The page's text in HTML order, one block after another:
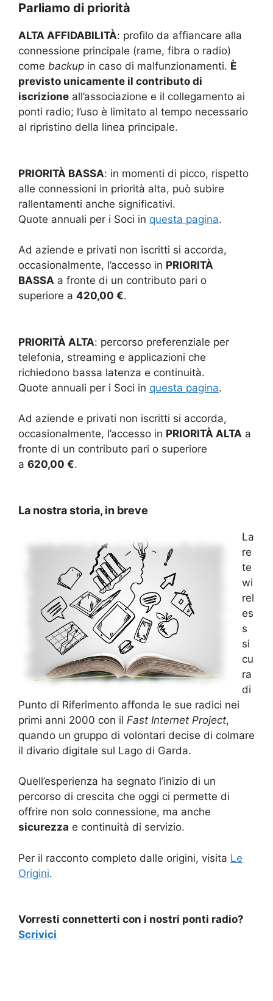
Parliamo di priorità
ALTA AFFIDABILITÀ: profilo da affiancare alla
connessione principale (rame, fibra o radio)
come backup in caso di malfunzionamenti. È
previsto unicamente il contributo di
iscrizione all’associazione e il collegamento ai
ponti radio; l’uso è limitato al tempo necessario
al ripristino della linea principale.
PRIORITÀ BASSA: in momenti di picco, rispetto
alle connessioni in priorità alta, può subire
rallentamenti anche significativi.
Quote annuali per i Soci in questa pagina.
Ad aziende e privati non iscritti si accorda,
occasionalmente, l’accesso in PRIORITÀ
BASSA a fronte di un contributo pari o
superiore a 420,00 €.
PRIORITÀ ALTA: percorso preferenziale per
telefonia, streaming e applicazioni che
richiedono bassa latenza e continuità.
Quote annuali per i Soci in questa pagina.
Ad aziende e privati non iscritti si accorda,
occasionalmente, l’accesso in PRIORITÀ ALTA a
fronte di un contributo pari o superiore
a 620,00 €.
La nostra storia, in breve
La
re
te
wi
rel
es
s
si
cu
ra
di
Punto di Riferimento affonda le sue radici nei
primi anni 2000 con il Fast Internet Project,
quando un gruppo di volontari decise di colmare
il divario digitale sul Lago di Garda.
Quell’esperienza ha segnato l’inizio di un
percorso di crescita che oggi ci permette di
offrire non solo connessione, ma anche
sicurezza e continuità di servizio.
Per il racconto completo dalle origini, visita Le
Origini.
Vorresti connetterti con i nostri ponti radio?
Scrivici